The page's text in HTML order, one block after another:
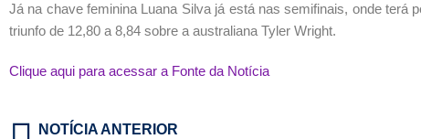
Já na chave feminina Luana Silva já está nas semifinais, onde terá
triunfo de 12,80 a 8,84 sobre a australiana Tyler Wright.
Clique aqui para acessar a Fonte da Notícia
NOTÍCIA ANTERIOR